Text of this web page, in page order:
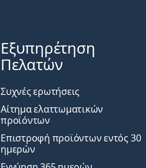
Εξυπηρέτηση
Πελατών
Συχνές ερωτήσεις
Αίτημα ελαττωματικών
προϊόντων
Επιστροφή προϊόντων εντός 30
ημερών